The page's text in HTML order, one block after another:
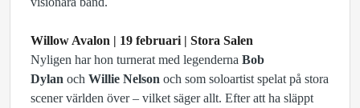
Willow Avalon | 19 februari | Stora Salen
Nyligen har hon turnerat med legenderna Bob
Dylan och Willie Nelson och som soloartist spelat på stora
scener världen över – vilket säger allt. Efter att ha släppt